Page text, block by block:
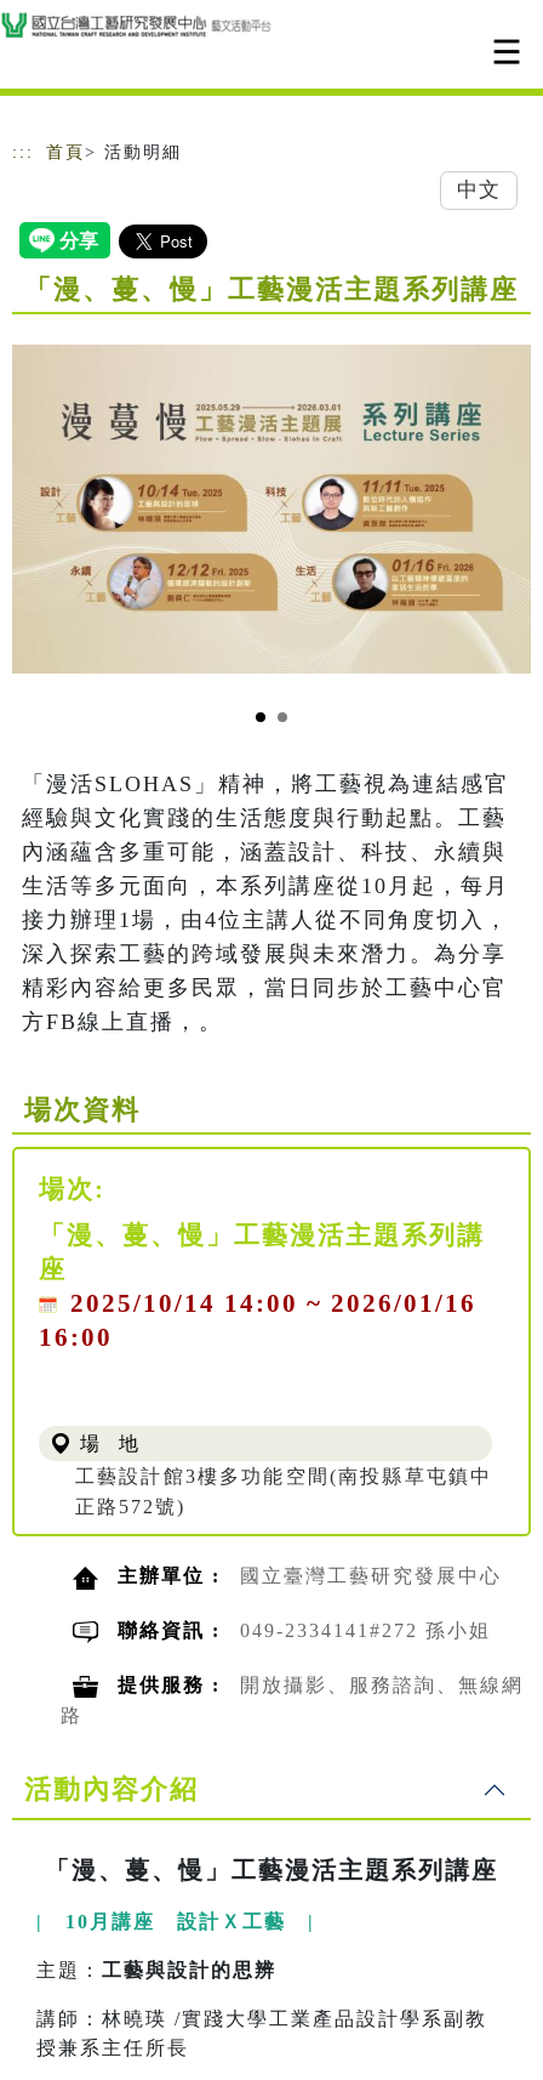
跳到主要內容
網站導覽
::: 首頁 > 活動明細
中文
「漫、蔓、慢」工藝漫活主題系列講座
「漫活SLOHAS」精神，將工藝視為連結感官
經驗與文化實踐的生活態度與行動起點。工藝
內涵蘊含多重可能，涵蓋設計、科技、永續與
生活等多元面向，本系列講座從10月起，每月
接力辦理1場，由4位主講人從不同角度切入，
深入探索工藝的跨域發展與未來潛力。為分享
精彩內容給更多民眾，當日同步於工藝中心官
方FB線上直播，。
場次資料
場次:
「漫、蔓、慢」工藝漫活主題系列講
座
2025/10/14 14:00 ~ 2026/01/16
16:00
場 地
工藝設計館3樓多功能空間(南投縣草屯鎮中
正路572號)
主辦單位 : 國立臺灣工藝研究發展中心
聯絡資訊 : 049-2334141#272 孫小姐
提供服務 :
開放攝影、服務諮詢、無線網
路
活動內容介紹
「漫、蔓、慢」工藝漫活主題系列講座
| 10月講座 設計Ｘ工藝 |
主題： 工藝與設計的思辨
講師：林曉瑛 /實踐大學工業產品設計學系副教
授兼系主任所長